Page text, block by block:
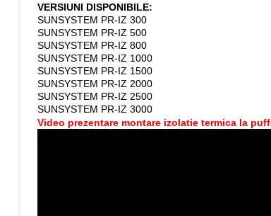
VERSIUNI DISPONIBILE:
SUNSYSTEM PR-IZ 300
SUNSYSTEM PR-IZ 500
SUNSYSTEM PR-IZ 800
SUNSYSTEM PR-IZ 1000
SUNSYSTEM PR-IZ 1500
SUNSYSTEM PR-IZ 2000
SUNSYSTEM PR-IZ 2500
SUNSYSTEM PR-IZ 3000
Video prezentare montare izolatie termica la